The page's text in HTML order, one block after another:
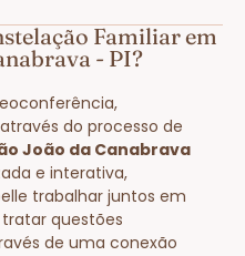
Familiar em
- PI?
do processo de
João da Canabrava
e interativa,
trabalhar juntos em
questões
de uma conexão